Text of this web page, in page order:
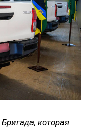
Бригада, которая